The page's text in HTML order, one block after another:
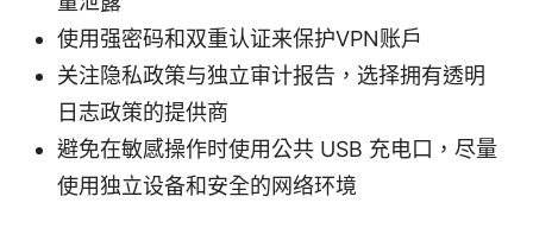
使用强密码和双重认证来保护VPN账户
关注隐私政策与独立审计报告，选择拥有透明
日志政策的提供商
避免在敏感操作时使用公共 USB 充电口，尽量
使用独立设备和安全的网络环境